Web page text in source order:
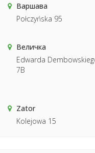
Варшава
Połczyńska 95
Величка
Edwarda
7B
Zator
Kolejowa 15